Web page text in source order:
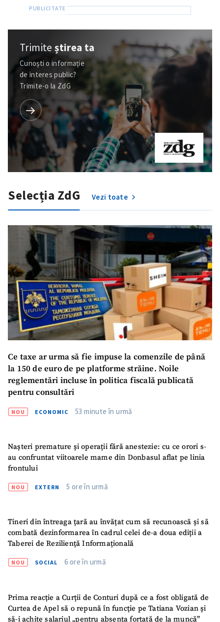
Trimiteștirea ta
Cunoști o informație
de interes public?
Trimite-o la ZdG
Selecția ZdG Vezi toate
Ce taxe ar urma să fie impuse la comenzile de până
la 150 de euro de pe platforme străine. Noile
reglementări incluse în politica fiscală publicată
pentru consultări
NOU ECONOMIC 53 minute în urmă
Nașteri premature și operații fără anestezie: cu ce orori s-
au confruntat viitoarele mame din Donbasul aflat pe linia
frontului
NOU EXTERN 5 ore în urmă
Tineri din întreaga țară au învățat cum să recunoască și să
combată dezinformarea în cadrul celei de-a doua ediții a
Taberei de Reziliență Informațională
NOU SOCIAL 6 ore în urmă
Prima reacție a Curții de Conturi după ce a fost obligată de
Curtea de Apel să o repună în funcție pe Tatiana Vozian și
să-i achite salariul „pentru absența forțată de la muncă”